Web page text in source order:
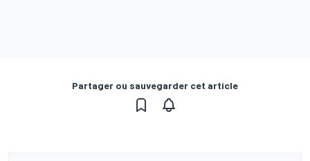
Partager ou sauvegarder cet article